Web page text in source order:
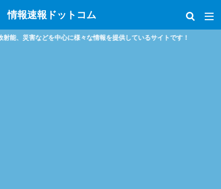
情報速報ドットコム
災害などを中心に様々な情報を提供しているサイトです！